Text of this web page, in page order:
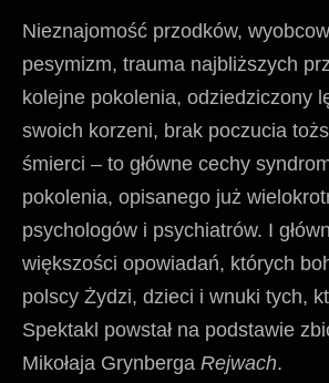
Nieznajomość przodków,
pesymizm, trauma najbliższych
kolejne pokolenia, odziedziczony
swoich korzeni, brak poczucia
śmierci – to główne cechy
pokolenia, opisanego już
psychologów i psychiatrów. I
większości opowiadań, których
polscy Żydzi, dzieci i wnuki tych,
Spektakl powstał na podstawie
Mikołaja Grynberga Rejwach.